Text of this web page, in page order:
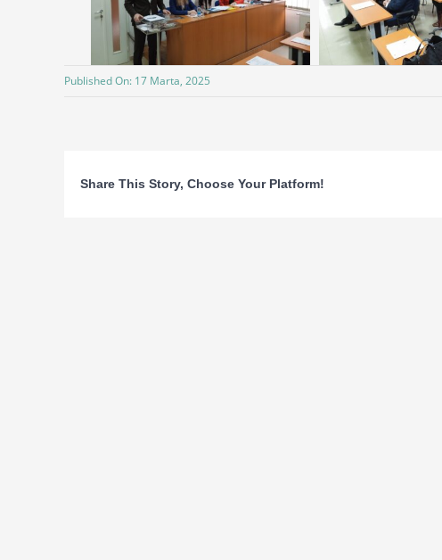
Published On: 17 Marta, 2025
Share This Story, Choose Your Platform!